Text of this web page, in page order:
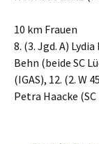
10 km Frauen
8. (3. Jgd. A)
Behn (beide SC
(IGAS), 12. (2. W
Petra Haacke